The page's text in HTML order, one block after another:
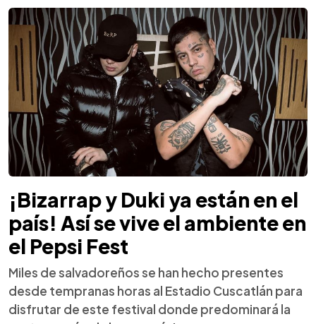
¡Bizarrap y Duki ya están en el
país! Así se vive el ambiente en
el Pepsi Fest
Miles de salvadoreños se han hecho presentes
desde tempranas horas al Estadio Cuscatlán para
disfrutar de este festival donde predominará la